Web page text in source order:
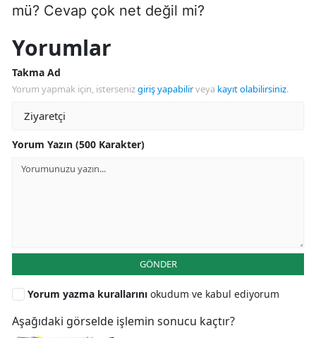
mü? Cevap çok net değil mi?
Yorumlar
Takma Ad
Yorum yapmak için, istersenizgiriş yapabilirveya kayıt olabilirsiniz.
Yorum Yazın (500 Karakter)
GÖNDER
Yorum yazma kurallarını okudum ve kabul ediyorum
Aşağıdaki görselde işlemin sonucu kaçtır?